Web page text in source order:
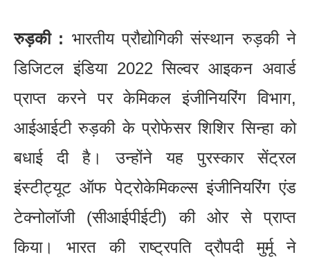
रुड़की : भारतीय प्रौद्योगिकी संस्थान रुड़की ने
डिजिटल इंडिया 2022 सिल्वर आइकन अवार्ड
प्राप्त करने पर केमिकल इंजीनियरिंग विभाग,
आईआईटी रुड़की के प्रोफेसर शिशिर सिन्हा को
बधाई दी है। उन्होंने यह पुरस्कार सेंट्रल
इंस्टीट्यूट ऑफ पेट्रोकेमिकल्स इंजीनियरिंग एंड
टेक्नोलॉजी (सीआईपीईटी) की ओर से प्राप्त
किया। भारत की राष्ट्रपति द्रौपदी मुर्मू ने